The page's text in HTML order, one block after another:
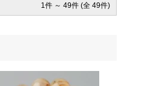
1件 ～ 49件 (全 49件)